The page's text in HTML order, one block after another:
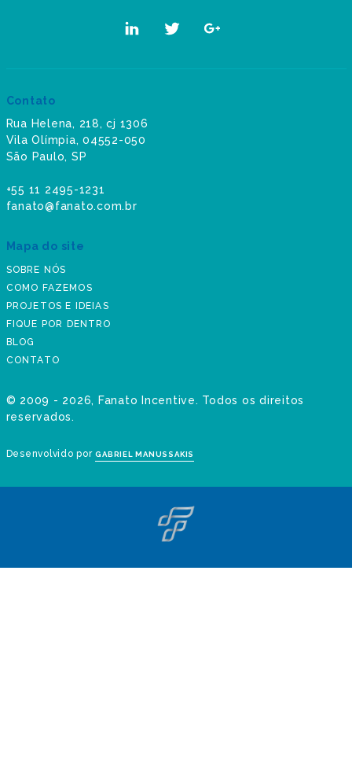
Contato
Rua Helena, 218, cj 1306
Vila Olímpia, 04552-050
São Paulo, SP
+55 11 2495-1231
fanato@fanato.com.br
Mapa do site
SOBRE NÓS
COMO FAZEMOS
PROJETOS E IDEIAS
FIQUE POR DENTRO
BLOG
CONTATO
© 2009 - 2026, Fanato Incentive. Todos os direitos
reservados.
Desenvolvido porGABRIEL MANUSSAKIS